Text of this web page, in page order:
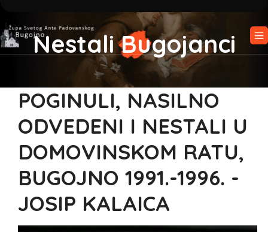
Nestali Bugojanci
POGINULI, NASILNO
ODVEDENI I NESTALI U
DOMOVINSKOM RATU,
BUGOJNO 1991.-1996. -
JOSIP KALAICA